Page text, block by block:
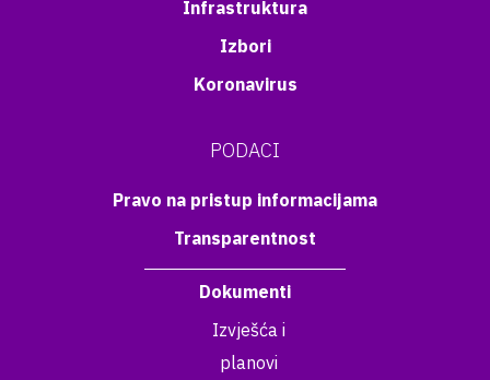
Infrastruktura
Izbori
Koronavirus
PODACI
Pravo na pristup informacijama
Transparentnost
Dokumenti
Izvješća i
planovi